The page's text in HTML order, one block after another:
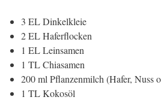
3 EL Dinkelkleie
2 EL Haferflocken
1 EL Leinsamen
1 TL Chiasamen
200 ml Pflanzenmilch (Hafer, Nuss
1 TL Kokosöl